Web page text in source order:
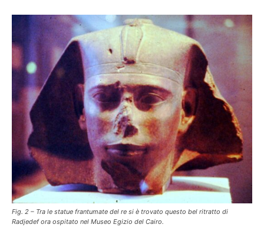
Fig. 2 – Tra le statue frantumate del re si è trovato questo bel ritratto di
Radjedef ora ospitato nel Museo Egizio del Cairo.